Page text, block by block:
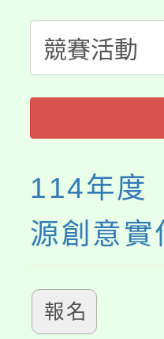
生本土
公告本
代理(課
公告本
代理(課
轉知中
《
程，歡
心理、
114年度
源創意實
報名